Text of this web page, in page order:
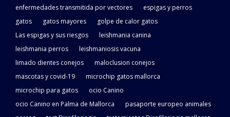
enfermedades transmitida por vectores
espigas y perros
gatos
gatos mayores
golpe de calor gatos
Las espigas y sus riesgos
leishmania canina
leishmania perros
leishmaniosis vacuna
limado dientes conejos
maloclusion conejos
mascotas y covid-19
microchip gatos mallorca
microchip para gatos
ocio Canino
ocio Canino en Palma de Mallorca
pasaporte europeo animales